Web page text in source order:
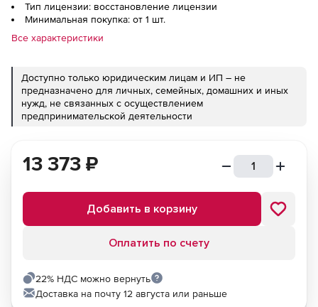
Тип лицензии: восстановление лицензии
Минимальная покупка: от 1 шт.
Все характеристики
Доступно только юридическим лицам и ИП – не
предназначено для личных, семейных, домашних и иных
нужд, не связанных с осуществлением
предпринимательской деятельности
13 373 ₽
Добавить в корзину
Оплатить по счету
22% НДС можно вернуть
Доставка на почту 12 августа или раньше